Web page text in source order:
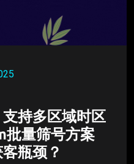
持多区域时区
批量筛号方案
瓶颈？